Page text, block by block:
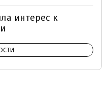
интерес к